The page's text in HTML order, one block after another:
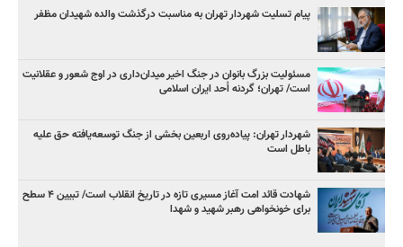
پیام تسلیت شهردار تهران به مناسبت درگذشت والده شهیدان مظفر
مسئولیت بزرگ بانوان در جنگ اخیر میدان‌داری‌ در اوج شعور و عقلانیت
است/ تهران؛ گردنه اُحد ایران اسلامی
شهردار تهران: پیاده‌روی اربعین بخشی از جنگ توسعه‌یافته حق علیه
باطل است
شهادت قائد امت آغاز مسیری تازه در تاریخ انقلاب است/ تبیین ۴ سطح
برای خونخواهی رهبر شهید و شهدا